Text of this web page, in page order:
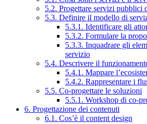
5.2. Progettare servizi pubblici
5.3. Definire il modello di
5.3.1. Identificare gli
5.3.2. Formulare la
5.3.3. Inquadrare gli
servizio
5.4. Descrivere il
5.4.1. Mappare
5.4.2. Rappresentare i
5.5. Co-progettare le soluzioni
5.5.1. Workshop di co-
6. Progettazione dei contenuti
6.1. Cos’è il content design